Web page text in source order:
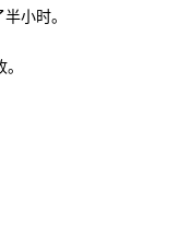
小时。